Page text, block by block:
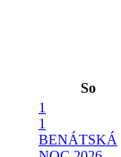
So
1
1
BENÁTSKÁ